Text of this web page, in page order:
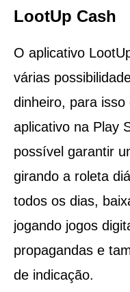
LootUp Cash
O aplicativo
várias
dinheiro, para
aplicativo na Play
possível garantir
girando a roleta
todos os dias,
jogando jogos
propagandas e
de indicação.